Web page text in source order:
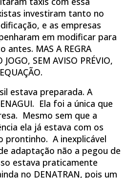
investiram tanto no
e as empresas
em modificar para
MAS A REGRA
SEM AVISO PRÉVIO,
estava preparada. A
Ela foi a única que
Mesmo sem que a
ela já estava com os
prontinho. A inexplicável
adaptação não a pegou de
estava praticamente
no DENATRAN, pois um